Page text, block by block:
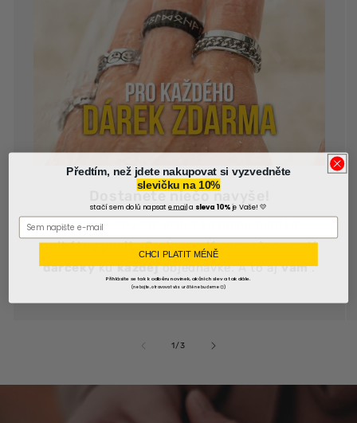
Dostanete niečo navyše!
Chceme, aby ste mali z každého balíčka
unikátny pocit. Preto rozdávame rôzne malé
darčekykukaždejobjednávke. A to ajvám.
1/z3
Předtím, než jdete nakupovat si vyzvedněte
slevičku na 10%
stačí sem dolů napsatemaila sleva 10%je Vaše! 💛
CHCI PLATIT MÉNĚ
Přihlásíte se tak k odběru novinek, akčních slev a tak dále.
(nebojte, otravovat vás určitě nebudeme😊)